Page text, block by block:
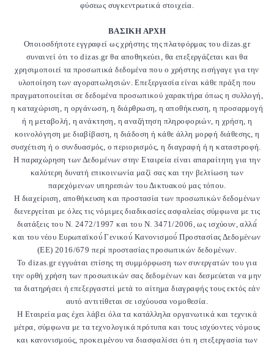
φύσεως συγκεντρωτικά στοιχεία.
ΒΑΣΙΚΗ ΑΡΧΗ
Οποιοσδήποτε εγγραφεί ως χρήστης της πλατφόρμας του dizas.gr
συναινεί ότι το dizas.gr θα αποθηκεύει, θα επεξεργάζεται και θα
χρησιμοποιεί τα προσωπικά δεδομένα που ο χρήστης εισήγαγε για την
υλοποίηση των αγοραπωλησιών. Επεξεργασία είναι κάθε πράξη που
πραγματοποιείται σε δεδομένα προσωπικού χαρακτήρα όπως η συλλογή,
η καταχώριση, η οργάνωση, η διάρθρωση, η αποθήκευση, η προσαρμογή
ή η μεταβολή, η ανάκτηση, η αναζήτηση πληροφοριών, η χρήση, η
κοινολόγηση με διαβίβαση, η διάδοση ή κάθε άλλη μορφή διάθεσης, η
συσχέτιση ή ο συνδυασμός, ο περιορισμός, η διαγραφή ή η καταστροφή.
Η παραχώρηση των Δεδομένων στην Εταιρεία είναι απαραίτητη για την
καλύτερη δυνατή επικοινωνία μαζί σας και την βελτίωση των
παρεχόμενων υπηρεσιών του Δικτυακού μας τόπου.
Η διαχείριση, αποθήκευση και προστασία των προσωπικών δεδομένων
διενεργείται με όλες τις νόμιμες διαδικασίες ασφαλείας σύμφωνα με τις
διατάξεις του Ν. 2472/1997 και του Ν. 3471/2006, ως ισχύουν, αλλά́
και του νέου Ευρωπαϊκού́ Γενικού́ Κανονισμού́ Προστασίας Δεδομένων
(ΕΕ) 2016/679 περί προστασίας προσωπικών δεδομένων.
Το dizas.gr εγγυάται επίσης τη συμμόρφωση των συνεργατών του για
την ορθή χρήση των προσωπικών σας δεδομένων και δεσμεύεται να μην
τα διατηρήσει ή επεξεργαστεί μετά το αίτημα διαγραφής τους εκτός εάν
αυτό αντιτίθεται σε ισχύουσα νομοθεσία.
Η Εταιρεία μας έχει λάβει όλα τα κατάλληλα οργανωτικά και τεχνικά
μέτρα, σύμφωνα με τα τεχνολογικά πρότυπα και τους ισχύοντες νόμους
και κανονισμούς, προκειμένου να διασφαλίσει ότι η επεξεργασία των